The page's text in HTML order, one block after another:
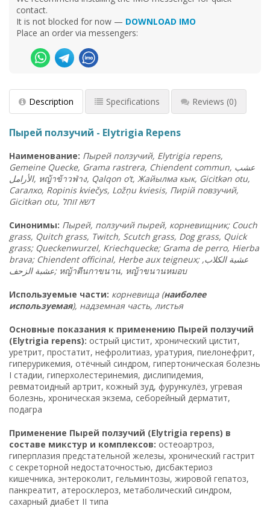
contact.
It is not blocked for now — DOWNLOAD IMO
Place an order via messengers:
Description Specifications Reviews (0)
Пырей ползучий - Elytrigia Repens
Наименование: Пырей ползучий, Elytrigia repens,
Gemeine Quecke, Grama rastrera, Chiendent commun, عشب
الأرامل, หญ้าข้าวฟ่าง, Qalqon o‘t, Жайылма кык, Gicitkən otu,
Сагалхо, Ropinis kviečys, Ložņu kviesis, Пирій повзучий,
Gicitkən otu, דשא זוחל
Синонимы: Пырей, ползучий пырей, корневищник; Couch
grass, Quitch grass, Twitch, Scutch grass, Dog grass, Quick
grass; Queckenwurzel, Kriechquecke; Grama de perro, Hierba
brava; Chiendent officinal, Herbe aux teigneux; عشبة الكلاب,
عشبة الزحف; หญ้าตีนกาขนาน, หญ้าขนานหมอบ
Используемые части: корневища (наиболее
используемая), надземная часть, листья
Основные показания к применению Пырей ползучий
(Elytrigia repens): острый цистит, хронический цистит,
уретрит, простатит, нефролитиаз, уратурия, пиелонефрит,
гиперурикемия, отёчный синдром, гипертоническая болезнь
I стадии, гиперхолестеринемия, дислипидемия,
ревматоидный артрит, кожный зуд, фурункулёз, угревая
болезнь, хроническая экзема, себорейный дерматит,
подагра
Применение Пырей ползучий (Elytrigia repens) в
составе микстур и комплексов: остеоартроз,
гиперплазия предстательной железы, хронический гастрит
с секреторной недостаточностью, дисбактериоз
кишечника, энтероколит, гельминтозы, жировой гепатоз,
панкреатит, атеросклероз, метаболический синдром,
сахарный диабет II типа